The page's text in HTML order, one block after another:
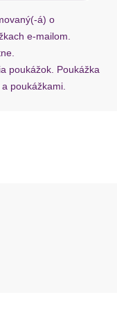
á) o
e-mailom.
poukážok. Poukážka
poukážkami.